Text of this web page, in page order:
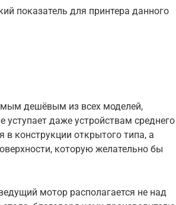
показатель для принтера данного
дешёвым из всех моделей,
уступает даже устройствам среднего
в конструкции открытого типа, а
которую желательно бы
мотор располагается не над